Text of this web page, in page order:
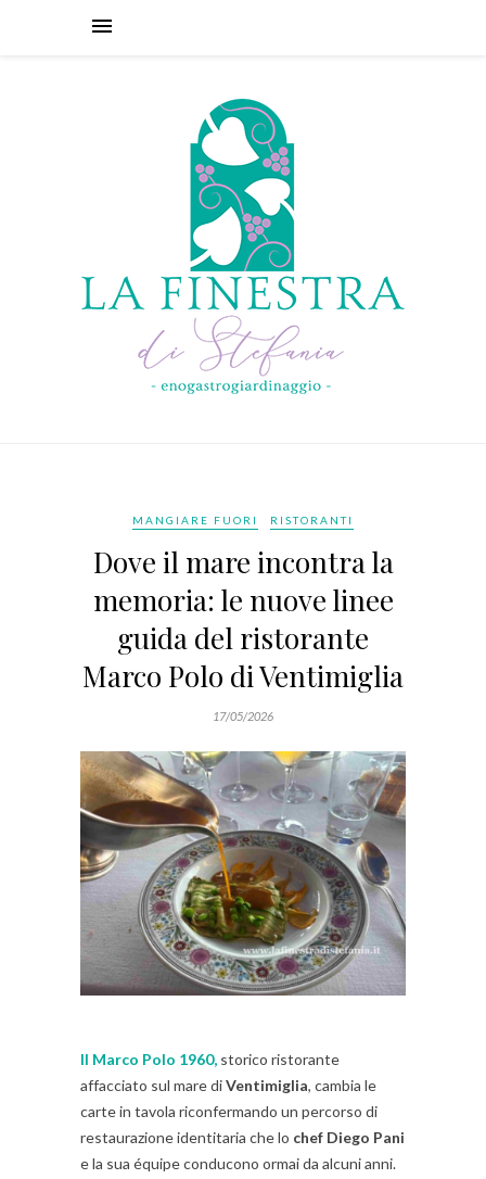
MANGIARE FUORI RISTORANTI
Dove il mare incontra la
memoria: le nuove linee
guida del ristorante
Marco Polo di Ventimiglia
17/05/2026
Il Marco Polo 1960, storico ristorante
affacciato sul mare diVentimiglia, cambia le
carte in tavola riconfermando un percorso di
restaurazione identitaria che lo chef Diego Pani
e la sua équipe conducono ormai da alcuni anni.